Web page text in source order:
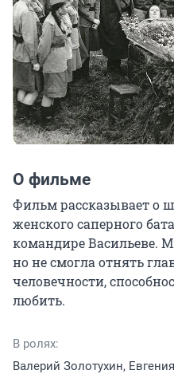
О фильме
Фильм рассказывает о
женского саперного
командире Васильеве.
но не смогла отнять
человечности,
любить.
В ролях:
Валерий Золотухин,